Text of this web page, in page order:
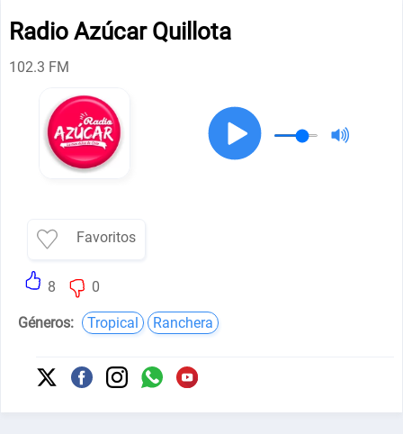
Radio Azúcar Quillota
102.3 FM
Favoritos
8 0
Géneros: Tropical Ranchera